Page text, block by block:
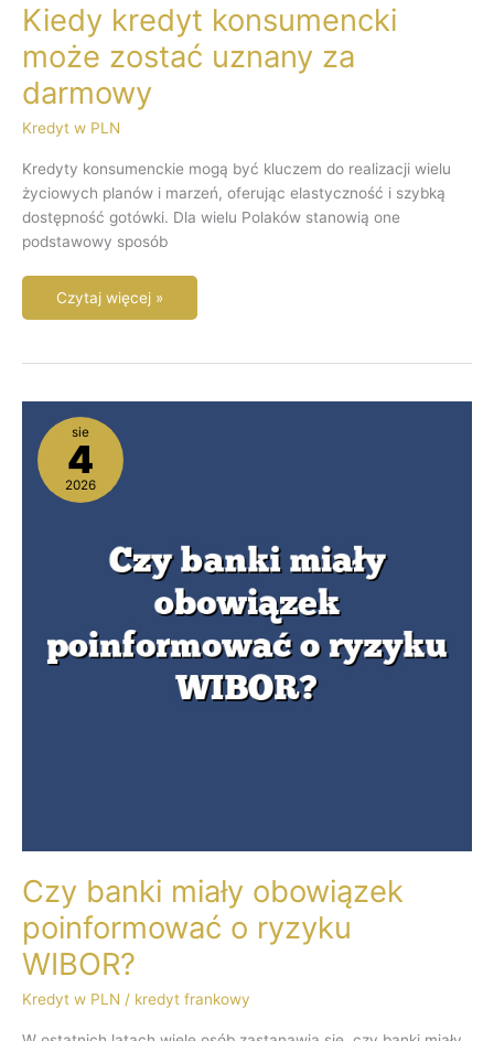
Kiedy kredyt konsumencki
może zostać uznany za
darmowy
Kredyt w PLN
Kredyty konsumenckie mogą być kluczem do realizacji wielu
życiowych planów i marzeń, oferując elastyczność i szybką
dostępność gotówki. Dla wielu Polaków stanowią one
podstawowy sposób
Czytaj więcej »
sie
4
2026
Czy banki miały obowiązek
poinformować o ryzyku
WIBOR?
Kredyt w PLN / kredyt frankowy
banki
miały
obowiązek